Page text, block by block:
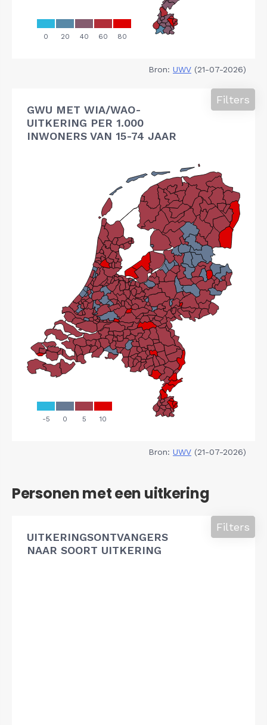
Bron: UWV (21-07-2026)
GWU MET WIA/WAO-
UITKERING PER 1.000
INWONERS VAN 15-74 JAAR
Filters
Bron: UWV (21-07-2026)
Personen met een uitkering
UITKERINGSONTVANGERS
NAAR SOORT UITKERING
Filters